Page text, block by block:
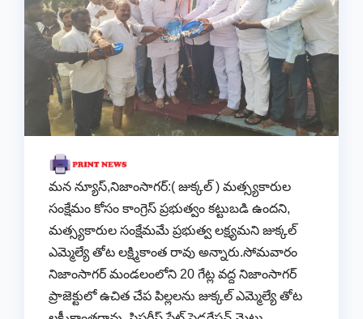
మన న్యూస్,నిజాంసాగర్:( జుక్కల్ ) మత్స్యకారుల
సంక్షేమం కోసం కాంగ్రెస్ ప్రభుత్వం కట్టుబడి ఉందని,
మత్స్యకారుల సంక్షేమమే ప్రభుత్వ లక్ష్యమని జుక్కల్
ఎమ్మెల్యే తోట లక్ష్మికాంత రావు అన్నారు.సోమవారం
నిజాంసాగర్ మండలంలోని 20 గేట్ల వద్ద నిజాంసాగర్
ప్రాజెక్టులో ఉచిత చేప పిల్లలను జుక్కల్ ఎమ్మెల్యే తోట